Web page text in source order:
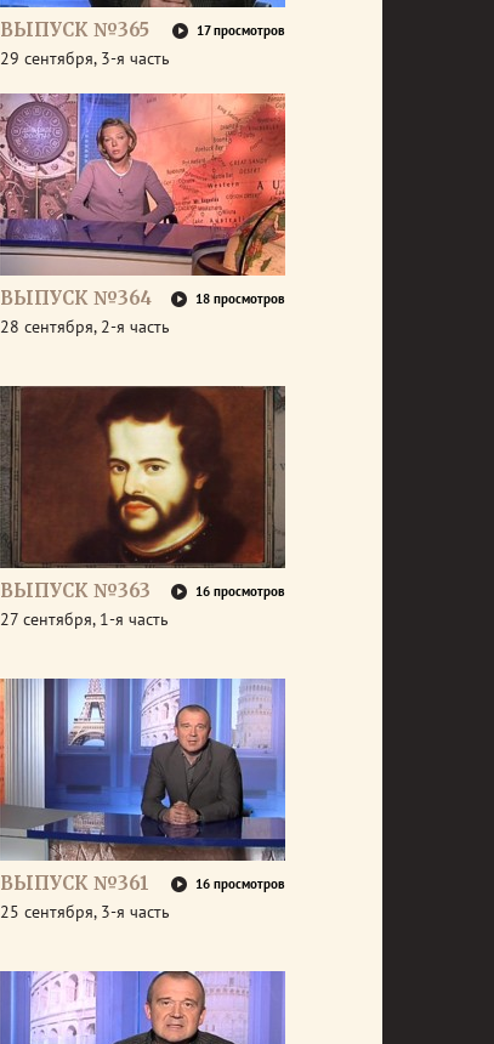
ВЫПУСК №365 17 просмотров
29 сентября, 3-я часть
ВЫПУСК №364 18 просмотров
28 сентября, 2-я часть
ВЫПУСК №363 16 просмотров
27 сентября, 1-я часть
ВЫПУСК №361 16 просмотров
25 сентября, 3-я часть